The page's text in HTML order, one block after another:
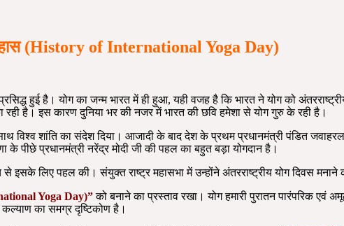
(History of International Yoga Day)
हुई है। योग का जन्म भारत में ही हुआ, यही वजह है कि भारत ने योग को
है। इस कारण दुनिया भर की नजर में भारत की छवि हमेशा से योग गुरु के रही है।
विश्व शांति का संदेश दिया। आजादी के बाद देश के प्रथम प्रधानमंत्री पंडित
के पीछे प्रधानमंत्री नरेंद्र मोदी जी की पहल का बहुत बड़ा योगदान है।
इसके लिए पहल की। संयुक्त राष्ट्र महासभा में उन्होंने अंतरराष्ट्रीय योग दिवस मनाने
Yoga Day)” को बनाने का प्रस्ताव रखा। योग हमारी पुरातन पारंपरिक एवं
का समग्र दृष्टिकोण है।